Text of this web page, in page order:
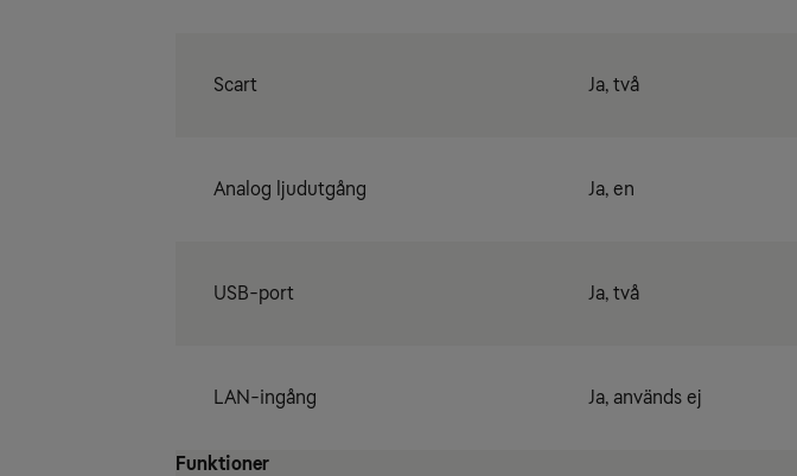
Scart Ja, två
Analog ljudutgång Ja, en
USB-port Ja, två
LAN-ingång Ja, används ej
Funktioner